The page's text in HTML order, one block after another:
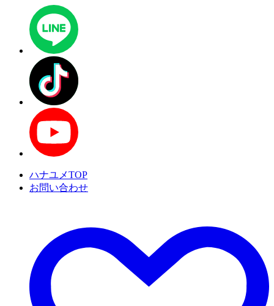
ハナユメTOP
お問い合わせ